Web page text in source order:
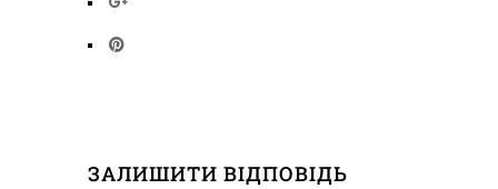
ЗАЛИШИТИ ВІДПОВІДЬ